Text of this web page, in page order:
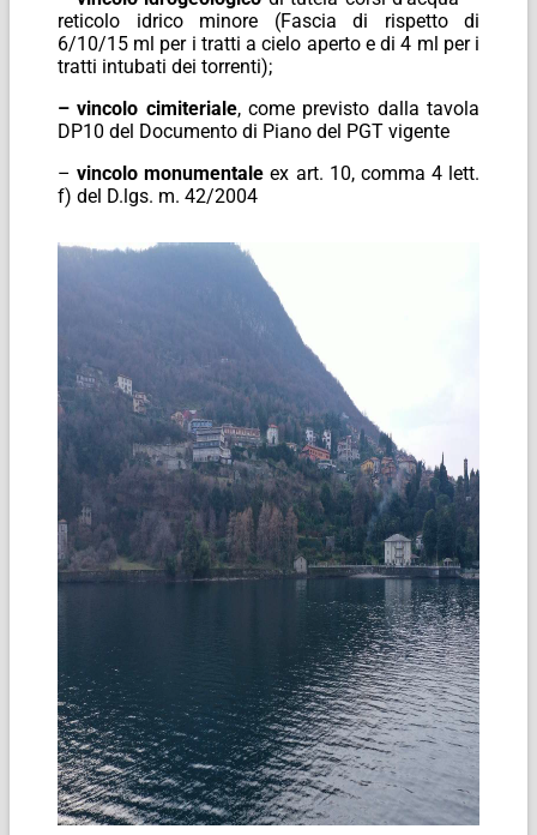
reticolo idrico minore (Fascia di rispetto di
6/10/15 ml per i tratti a cielo aperto e di 4 ml per i
tratti intubati dei torrenti);
– vincolo cimiteriale, come previsto dalla tavola
DP10 del Documento di Piano del PGT vigente
–vincolo monumentale ex art. 10, comma 4 lett.
f) del D.lgs. m. 42/2004